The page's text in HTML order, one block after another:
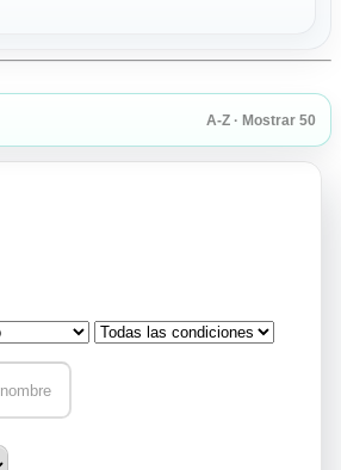
A-Z · Mostrar 50